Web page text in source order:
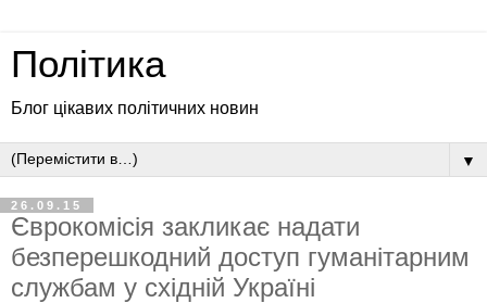
Політика
Блог цікавих політичних новин
▼
26.09.15
Єврокомісія закликає надати
безперешкодний доступ гуманітарним
службам у східній Україні